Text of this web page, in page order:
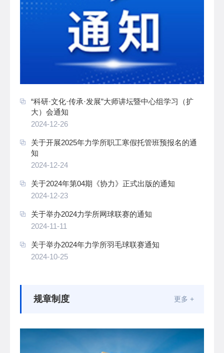
“科研·文化·传承·发展”大师讲坛暨中心组学习（扩
大）会通知
2024-12-26
关于开展2025年力学所职工寒假托管班预报名的通
知
2024-12-24
关于2024年第04期《协力》正式出版的通知
2024-12-23
关于举办2024力学所网球联赛的通知
2024-11-11
关于举办2024年力学所羽毛球联赛通知
2024-10-25
规章制度 更多 +